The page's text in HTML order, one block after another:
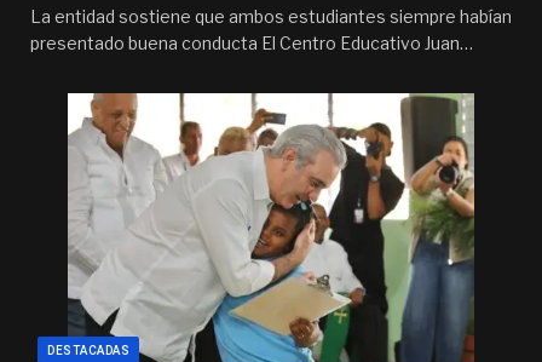
La entidad sostiene que ambos estudiantes siempre habían
presentado buena conducta El Centro Educativo Juan…
DESTACADAS